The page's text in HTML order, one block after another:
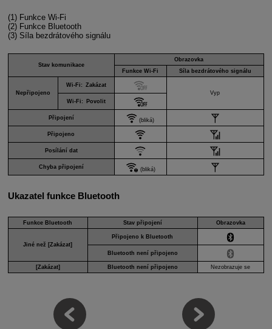
(1)Funkce Wi-Fi
(2)Funkce Bluetooth
(3)Síla bezdrátového signálu
Stav komunikace
Obrazovka
FunkceWi-Fi Síla bezdrátového signálu
Nepřipojeno
Wi-Fi : Zakázat
Vyp
Wi-Fi : Povolit
Připojení (bliká)
Připojeno
Posílání dat
Chyba připojení (bliká)
Ukazatel funkce Bluetooth
Funkce Bluetooth Stav připojení Obrazovka
Jiné než [Zakázat]
Připojeno k Bluetooth
Bluetooth není připojeno
[Zakázat] Bluetooth není připojeno Nezobrazuje se